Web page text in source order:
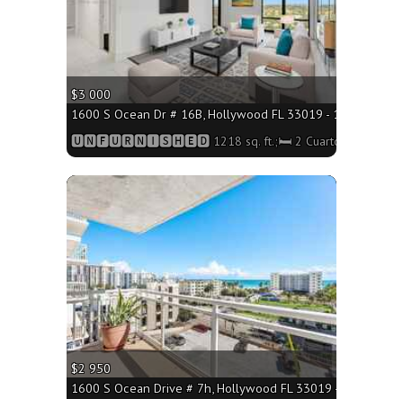
$3 000
1600 S Ocean Dr # 16B, Hollywood FL 33019 - 1218 sq.
🆄🅽🅵🆄🆁🅽🅸🆂🅷🅴🅳 1218 sq. ft.;🛏 2 Cuartos/🛁2
$2 950
1600 S Ocean Drive # 7h, Hollywood FL 33019 - 1262 sq.
More